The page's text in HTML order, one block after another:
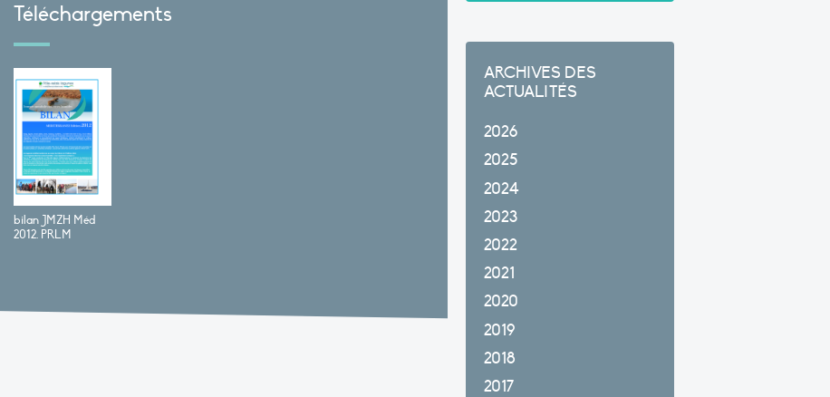
Téléchargements
bilan JMZH Méd
2012. PRLM
ARCHIVES DES
ACTUALITÉS
2026
2025
2024
2023
2022
2021
2020
2019
2018
2017